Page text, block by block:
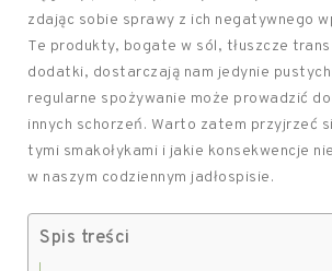
zdając sobie sprawy z ich negatywnego
Te produkty, bogate w sól, tłuszcze
dodatki, dostarczają nam jedynie
regularne spożywanie może prowadzić
innych schorzeń. Warto zatem przyjrzeć
tymi smakołykami i jakie konsekwencje
w naszym codziennym jadłospisie.
Spis treści